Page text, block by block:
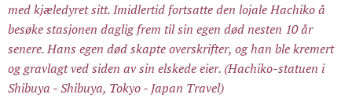
med kjæledyret sitt. Imidlertid fortsatte den lojale Hachiko å
besøke stasjonen daglig frem til sin egen død nesten 10 år
senere. Hans egen død skapte overskrifter, og han ble kremert
og gravlagt ved siden av sin elskede eier. (Hachiko-statuen i
Shibuya - Shibuya, Tokyo - Japan Travel)